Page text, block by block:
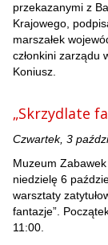
przekazanymi z
Krajowego,
marszałek
członkini zarządu
Koniusz.
„Skrzydlate
Czwartek, 3
Muzeum
niedzielę 6
warsztaty
fantazje”.
11:00.